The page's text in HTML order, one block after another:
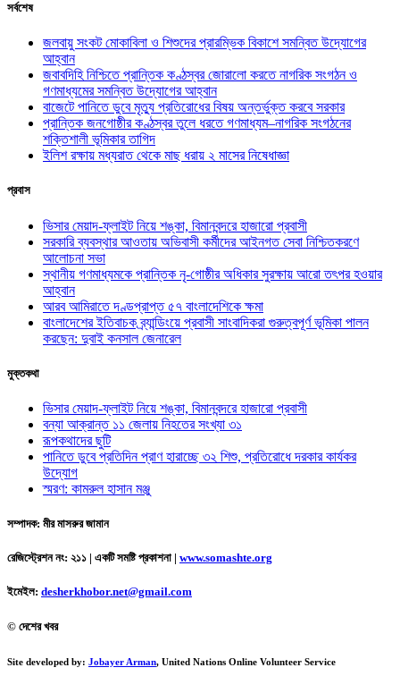
সর্বশেষ
জলবায়ু সংকট মোকাবিলা ও শিশুদের প্রারম্ভিক বিকাশে সমন্বিত উদ্যোগের
আহ্বান
জবাবদিহি নিশ্চিতে প্রান্তিক কণ্ঠস্বর জোরালো করতে নাগরিক সংগঠন ও
গণমাধ্যমের সমন্বিত উদ্যোগের আহ্বান
বাজেটে পানিতে ডুবে মৃত্যু প্রতিরোধের বিষয় অন্তর্ভুক্ত করবে সরকার
প্রান্তিক জনগোষ্ঠীর কণ্ঠস্বর তুলে ধরতে গণমাধ্যম–নাগরিক সংগঠনের
শক্তিশালী ভূমিকার তাগিদ
ইলিশ রক্ষায় মধ্যরাত থেকে মাছ ধরায় ২ মাসের নিষেধাজ্ঞা
প্রবাস
ভিসার মেয়াদ-ফ্লাইট নিয়ে শঙ্কা, বিমানবন্দরে হাজারো প্রবাসী
সরকারি ব্যবস্থার আওতায় অভিবাসী কর্মীদের আইনগত সেবা নিশ্চিতকরণে
আলোচনা সভা
স্থানীয় গণমাধ্যমকে প্রান্তিক নৃ-গোষ্ঠীর অধিকার সুরক্ষায় আরো তৎপর হওয়ার
আহ্বান
আরব আমিরাতে দণ্ডপ্রাপ্ত ৫৭ বাংলাদেশিকে ক্ষমা
বাংলাদেশের ইতিবাচক ব্র্যান্ডিংয়ে প্রবাসী সাংবাদিকরা গুরুত্বপূর্ণ ভূমিকা পালন
করছেন: দুবাই কনসাল জেনারেল
মুক্তকথা
ভিসার মেয়াদ-ফ্লাইট নিয়ে শঙ্কা, বিমানবন্দরে হাজারো প্রবাসী
বন্যা আক্রান্ত ১১ জেলায় নিহতের সংখ্যা ৩১
রূপকথাদের ছুটি
পানিতে ডুবে প্রতিদিন প্রাণ হারাচ্ছে ৩২ শিশু, প্রতিরোধে দরকার কার্যকর
উদ্যোগ
স্মরণ: কামরুল হাসান মঞ্জু
সম্পাদক: মীর মাসরুর জামান
রেজিস্ট্রেশন নং: ২১১ | একটি সমষ্টি প্রকাশনা | www.somashte.org
ইমেইল: desherkhobor.net@gmail.com
© দেশের খবর
Site developed by: Jobayer Arman, United Nations Online Volunteer Service